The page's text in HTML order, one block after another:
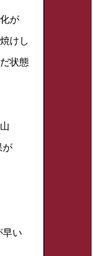
が
けし
状態
が
早い